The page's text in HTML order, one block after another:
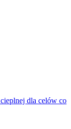
dla celów co